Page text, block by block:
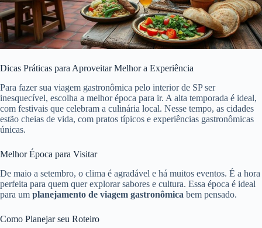
Dicas Práticas para Aproveitar Melhor a Experiência
Para fazer sua viagem gastronômica pelo interior de SP ser
inesquecível, escolha a melhor época para ir. A alta temporada é ideal,
com festivais que celebram a culinária local. Nesse tempo, as cidades
estão cheias de vida, com pratos típicos e experiências gastronômicas
únicas.
Melhor Época para Visitar
De maio a setembro, o clima é agradável e há muitos eventos. É a hora
perfeita para quem quer explorar sabores e cultura. Essa época é ideal
para um planejamento de viagem gastronômica bem pensado.
Como Planejar seu Roteiro